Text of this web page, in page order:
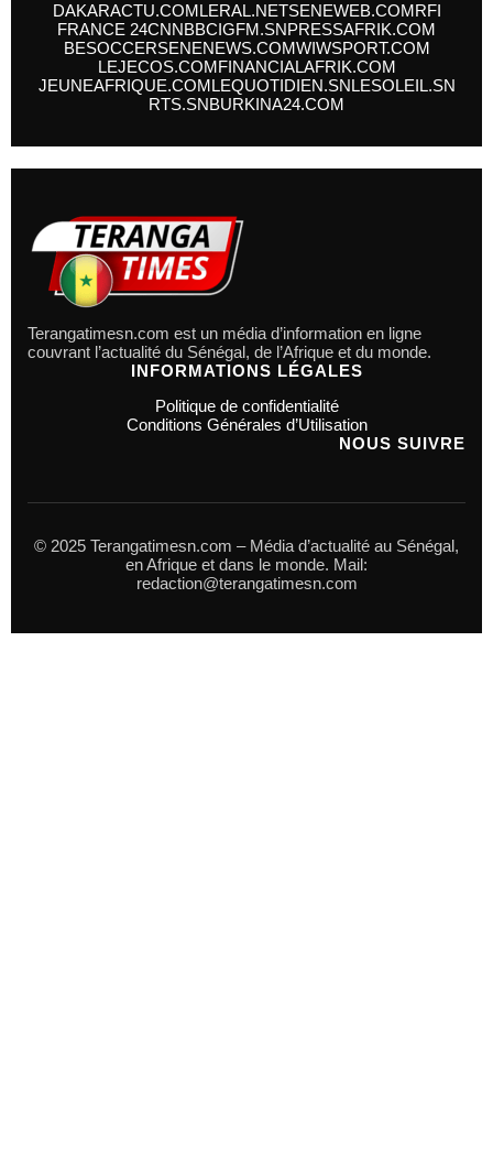
DAKARACTU.COMLERAL.NETSENEWEB.COMRFI
FRANCE 24CNNBBCIGFM.SNPRESSAFRIK.COM
BESOCCERSENENEWS.COMWIWSPORT.COM
LEJECOS.COMFINANCIALAFRIK.COM
JEUNEAFRIQUE.COMLEQUOTIDIEN.SNLESOLEIL.SN
RTS.SNBURKINA24.COM
Terangatimesn.com est un média d’information en ligne
couvrant l’actualité du Sénégal, de l’Afrique et du monde.
INFORMATIONS LÉGALES
Politique de confidentialité
Conditions Générales d’Utilisation
NOUS SUIVRE
© 2025 Terangatimesn.com – Média d’actualité au Sénégal,
en Afrique et dans le monde. Mail:
redaction@terangatimesn.com